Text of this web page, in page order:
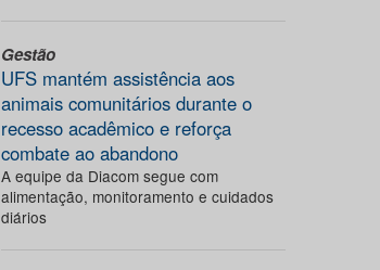
Gestão
UFS mantém assistência aos
animais comunitários durante o
recesso acadêmico e reforça
combate ao abandono
A equipe da Diacom segue com
alimentação, monitoramento e cuidados
diários